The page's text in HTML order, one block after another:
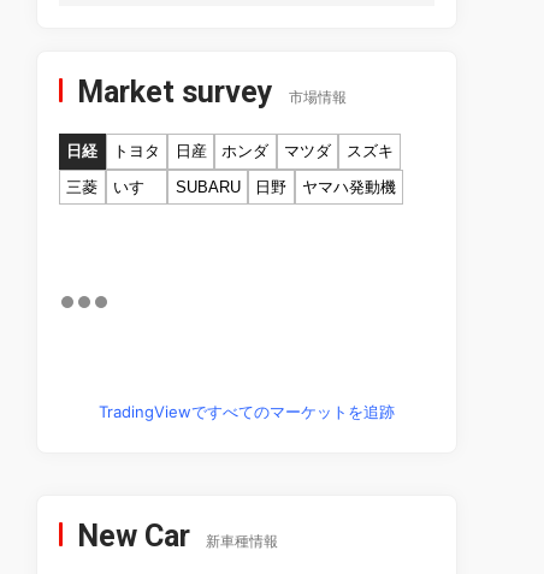
Market survey 市場情報
日経 トヨタ 日産 ホンダ マツダ
スズキ
三菱
いすゞ SUBARU 日野 ヤマハ発動機
TradingViewですべてのマーケットを追跡
New Car 新車種情報